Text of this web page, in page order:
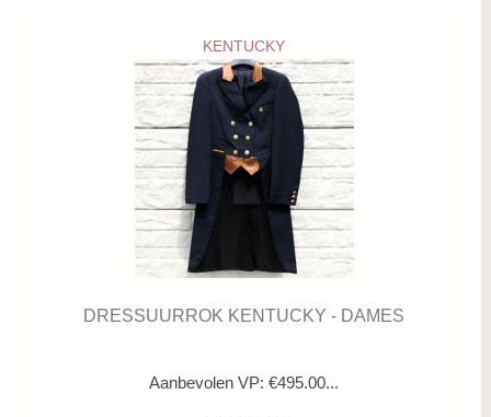
KENTUCKY
DRESSUURROK KENTUCKY - DAMES
Aanbevolen VP: €495.00...